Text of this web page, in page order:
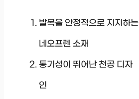
발목을 안정적으로 지지하는
네오프렌 소재
통기성이 뛰어난 천공 디자
인